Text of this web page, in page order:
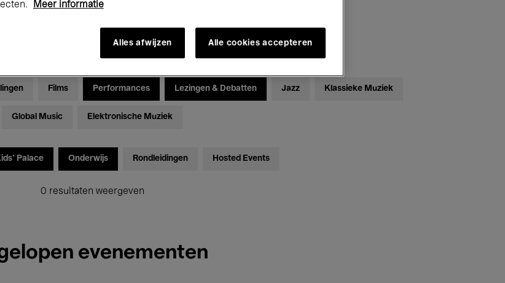
Films Performances Lezingen & Debatten Jazz Klassieke Muziek
Global Music Elektronische Muziek
Palace Onderwijs Rondleidingen Hosted Events
0 resultaten weergeven
evenementen
Meer informatie
Alles afwijzen Alle cookies accepteren